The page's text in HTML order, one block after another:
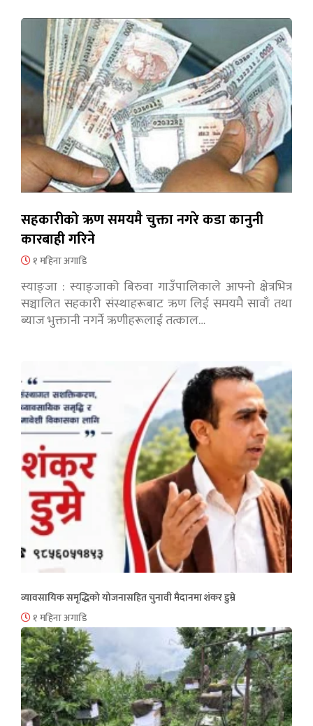
सहकारीको ऋण समयमै चुक्ता नगरे कडा कानुनी
कारबाही गरिने
१ महिना अगाडि
स्याङ्जा : स्याङ्जाको बिरुवा गाउँपालिकाले आफ्नो क्षेत्रभित्र
सञ्चालित सहकारी संस्थाहरूबाट ऋण लिई समयमै सावाँ तथा
ब्याज भुक्तानी नगर्ने ऋणीहरूलाई तत्काल…
व्यावसायिक समृद्धिको योजनासहित चुनावी मैदानमा शंकर डुम्रे
१ महिना अगाडि